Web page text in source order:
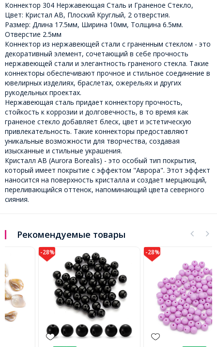
Коннектор 304 Нержавеющая Сталь и Граненое Стекло,
Цвет: Кристал АВ, Плоский Круглый, 2 отверстия.
Размер: Длина 17.5мм, Ширина 10мм, Толщина 6.5мм.
Отверстие 2.5мм
Коннектор из нержавеющей стали с граненным стеклом - это
декоративный элемент, сочетающий в себе прочность
нержавеющей стали и элегантность граненого стекла. Такие
коннекторы обеспечивают прочное и стильное соединение в
ювелирных изделиях, браслетах, ожерельях и других
рукодельных проектах.
Нержавеющая сталь придает коннектору прочность,
стойкость к коррозии и долговечность, в то время как
граненое стекло добавляет блеск, цвет и эстетическую
привлекательность. Такие коннекторы предоставляют
уникальные возможности для творчества, создавая
изысканные и стильные украшения.
Кристалл AB (Aurora Borealis) - это особый тип покрытия,
который имеет покрытие с эффектом "Аврора". Этот эффект
наносится на поверхность кристалла и создает мерцающий,
переливающийся оттенок, напоминающий цвета северного
сияния.
Рекомендуемые товары